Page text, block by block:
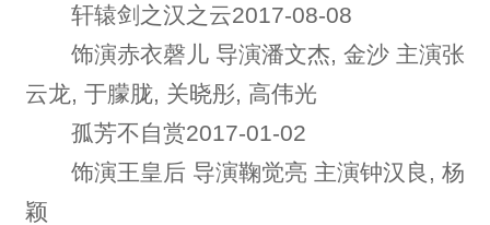
轩辕剑之汉之云2017-08-08
饰演赤衣磬儿 导演潘文杰, 金沙 主演张
云龙, 于朦胧, 关晓彤, 高伟光
孤芳不自赏2017-01-02
饰演王皇后 导演鞠觉亮 主演钟汉良, 杨
颖